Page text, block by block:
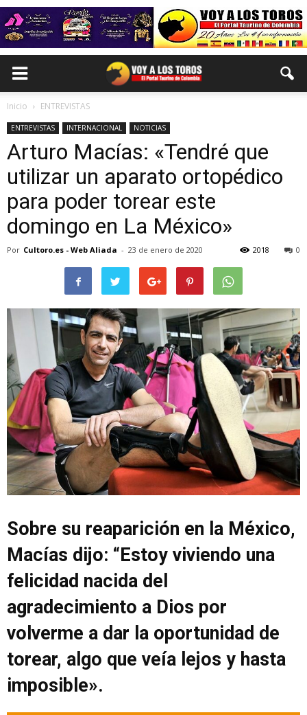
Inicio ENTREVISTAS
ENTREVISTAS INTERNACIONAL NOTICIAS
Arturo Macías: «Tendré que
utilizar un aparato ortopédico
para poder torear este
domingo en La México»
Por Cultoro.es - Web Aliada - 23 de enero de 2020 0
2018
Sobre su reaparición en la México,
Macías dijo: “Estoy viviendo una
felicidad nacida del
agradecimiento a Dios por
volverme a dar la oportunidad de
torear, algo que veía lejos y hasta
imposible».